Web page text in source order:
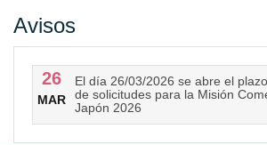
Avisos
26
MAR
El día 26/03/2026 se abre el
de solicitudes para la Misión
Japón 2026